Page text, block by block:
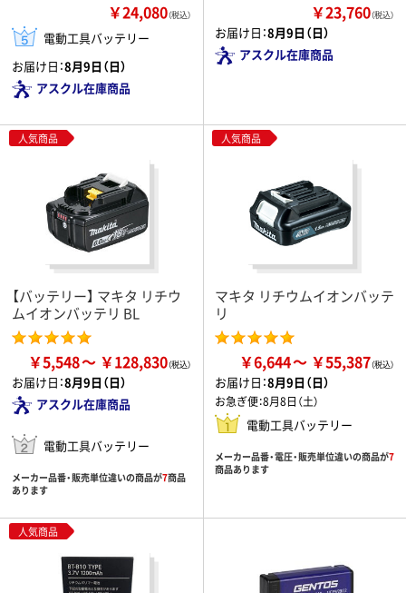
￥24,080（税込）
電動工具バッテリー
お届け日：8月9日（日）
アスクル在庫商品
￥23,760（税込）
お届け日：8月9日（日）
アスクル在庫商品
人気商品
【バッテリー】 マキタ リチウ
ムイオンバッテリ BL
￥5,548 ￥128,830
お届け日：8月9日（日）
アスクル在庫商品
電動工具バッテリー
メーカー品番・販売単位違いの商品が7商品
あります
人気商品
マキタ リチウムイオンバッテ
リ
￥6,644 ￥55,387
お届け日：8月9日（日）
お急ぎ便：8月8日（土）
電動工具バッテリー
メーカー品番・電圧・販売単位違いの商品が7
商品あります
人気商品